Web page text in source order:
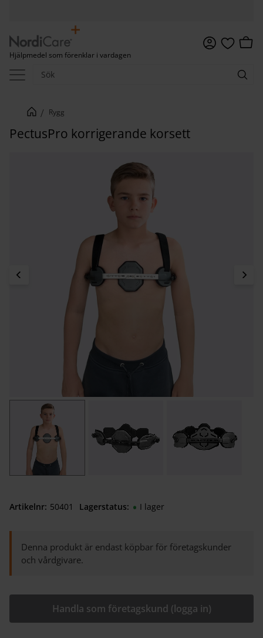
Hjälpmedel som förenklar i vardagen
Favoriter
Rygg
PectusPro korrigerande korsett
Denna produkt är endast köpbar för företagskunder
och vårdgivare.
Handla som företagskund (logga in)
Lagerstatus I lager
Artikelnr 504010050